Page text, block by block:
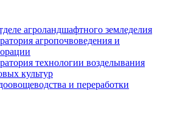
агроландшафтного земледелия
агропочвоведения и
технологии возделывания
культур
и переработки